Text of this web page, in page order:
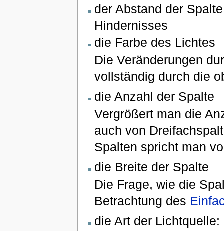
der Abstand der
Hindernisses
die Farbe des Lichtes
Die Veränderungen
vollständig durch die
die Anzahl der Spalte
Vergrößert man die
auch von
Spalten spricht man
die Breite der Spalte
Die Frage, wie die
Betrachtung des
die Art der